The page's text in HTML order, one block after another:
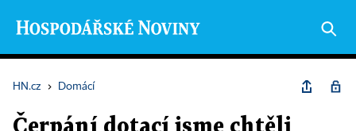
HN.cz › Domácí